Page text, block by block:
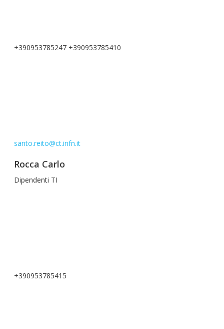
+390953785247 +390953785410
santo.reito@ct.infn.it
Rocca Carlo
Dipendenti TI
+390953785415